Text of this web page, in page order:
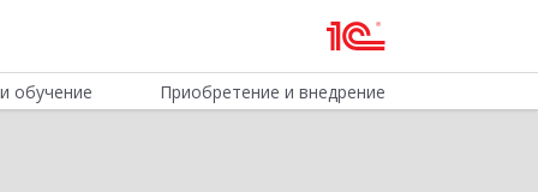
обучение Приобретение и внедрение